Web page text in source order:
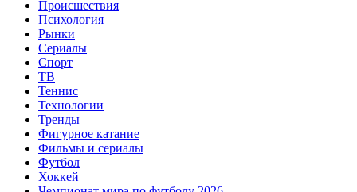
Происшествия
Психология
Рынки
Сериалы
Спорт
ТВ
Теннис
Технологии
Тренды
Фигурное катание
Фильмы и сериалы
Футбол
Хоккей